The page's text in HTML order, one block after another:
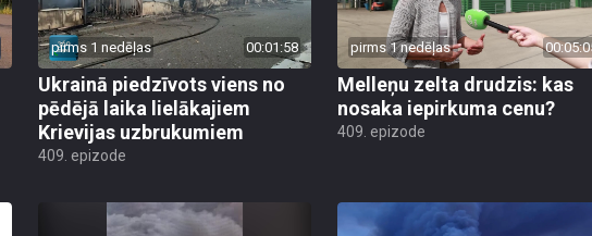
pirms 1 nedēļas 00:01:58
Ukrainā piedzīvots viens no
pēdējā laika lielākajiem
Krievijas uzbrukumiem
409. epizode
pirms 1 nedēļas
Melleņu zelta drudzis: kas
nosaka iepirkuma cenu?
409. epizode